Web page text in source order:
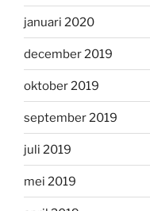
januari 2020
december 2019
oktober 2019
september 2019
juli 2019
mei 2019